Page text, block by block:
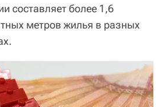
составляет более 1,6
метров жилья в разных